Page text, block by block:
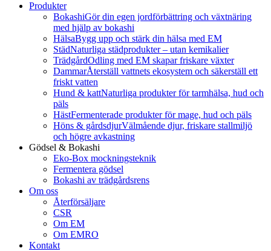
Produkter
BokashiGör din egen jordförbättring och växtnäring
med hjälp av bokashi
HälsaBygg upp och stärk din hälsa med EM
StädNaturliga städprodukter – utan kemikalier
TrädgårdOdling med EM skapar friskare växter
DammarÅterställ vattnets ekosystem och säkerställ ett
friskt vatten
Hund & kattNaturliga produkter för tarmhälsa, hud och
päls
HästFermenterade produkter för mage, hud och päls
Höns & gårdsdjurVälmående djur, friskare stallmiljö
och högre avkastning
Gödsel & Bokashi
Eko-Box mockningsteknik
Fermentera gödsel
Bokashi av trädgårdsrens
Om oss
Återförsäljare
CSR
Om EM
Om EMRO
Kontakt